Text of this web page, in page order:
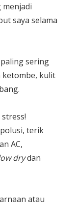
menjadi
saya selama
sering
ketombe, kulit
terik
AC,
drydan
atau